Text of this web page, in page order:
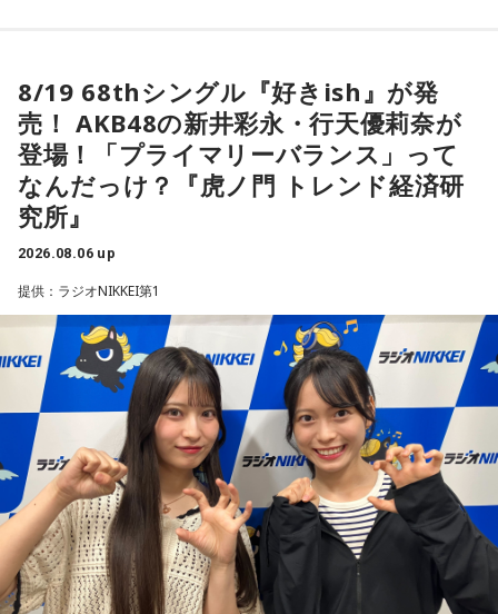
の大切なサイン。無理に答えを出さず、本音を大切にしてみ
て。夜は「本当はどうしたい？」と自分に問いかけてみまし
ょう。今日はスマホから離れて、好きな音楽や香りと一緒に
ゆっくり過ごしましょう。
【今日の一言メッセージ】
今日は火星にバーテックスというポイントが重なる日。運命
に導かれ、新時代の生き方やお役目に気がついたり、直感が
降りてきたりするかも！ ぜひアドバイスを参考に行動してみ
■監修者プロフィール：月野さやか（つきの・さやか）
東京・池袋占い館セレーネ所属。元野村證券トップセールス
という異色の経歴を持つ占星術師。自身の人生の転機をきっ
かけにホロスコープと出会い、星よみによる人生プロデュー
スの道へ。著書『山芋シンデレラ』。経営者から個人まで幅
広くサポートしている。
Webサイト：https://selene-uranai.com/
YouTube：https://www.youtube.com/@ataru-uranai
ます。
シティポップを想起させるサウンドや、メロディアスなミデ
ィアムナンバー、テクニカルかつファンキーなプレイまで、
多彩な音楽性を凝縮。それぞれの楽曲から異なる風景や物語
が立ち上がり、まるで世界中を巡る旅のような広がりを感じ
させます。楽曲ごとの表情を楽しむだけでなく、アルバムを
通して聴くことで生まれる深い没入感も、本作の大きな魅力
のひとつ。
ブックレットには、メンバー3人がそれぞれの視点から楽曲や
制作背景を語るセルフライナーノーツに加え、今回のレコー
ディングで使用した楽器の解説を写真とともに掲載。演奏に
込められた思いや、サウンドを形作った楽器の特徴を知りな
がらアルバムを聴くことで、楽曲の細部や各メンバーのプレ
イに新たな発見が生まれ、作品をより深く味わうことができ
るでしょう。
J-Fusionの魅力を現代に響かせるとともに、進化を続けるかつ
しかトリオの現在地と新たな可能性を示す1枚がここに完成し
ました。
みの257組を加えた総勢377組の出演日も発表しました。
また3DAYS PASS／1DAY PASSのオフィシャル三次先行も受付
中！いち早くチケットをゲットしてください！
Maxell presents FM802 MINAMI WHEEL 2026は、FM802
が主催するライブハウス回遊型ショーケースイベントです。
今年も関西の学生アーティストを対象としたオーディション
「MINAMI WHEEL -New Age-」を実施。
8月18日（火）に心斎橋BIGCATにて実演最終審査を開催し、
この審査を勝ち抜いたアーティストが『Maxell presents
FM802 MINAMI WHEEL 2026』への出演権を獲得します。
また、MINAMI WHEEL 2026公式アプリもリリース！アーテ
ィストラインナップから観たいアーティストを登録してマイ
タイムテーブルを作れたり、エリアマップで各ライブハウス
8/19 68thシングル『好きish』が発
売！ AKB48の新井彩永・行天優莉奈が
登場！「プライマリーバランス」って
なんだっけ？『虎ノ門 トレンド経済研
究所』
2026.08.06 up
提供：ラジオNIKKEI第1